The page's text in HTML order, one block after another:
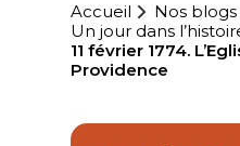
Accueil
Nos blogs
Un jour dans
11 février 1774.
Providence